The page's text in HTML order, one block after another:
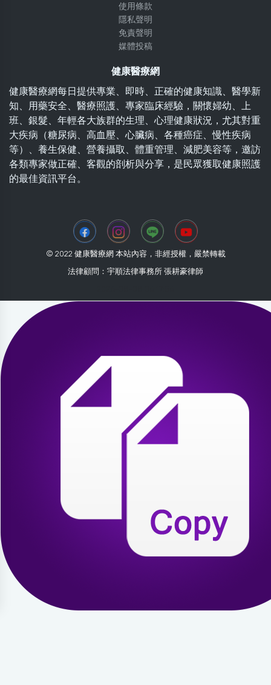
使用條款
隱私聲明
免責聲明
媒體投稿
健康醫療網
健康醫療網每日提供專業、即時、正確的健康知識、醫學新
知、用藥安全、醫療照護、專家臨床經驗，關懷婦幼、上
班、銀髮、年輕各大族群的生理、心理健康狀況，尤其對重
大疾病（糖尿病、高血壓、心臟病、各種癌症、慢性疾病
等）、養生保健、營養攝取、體重管理、減肥美容等，邀訪
各類專家做正確、客觀的剖析與分享，是民眾獲取健康照護
的最佳資訊平台。
© 2022 健康醫療網 本站內容，非經授權，嚴禁轉載
法律顧問：宇順法律事務所 張耕豪律師